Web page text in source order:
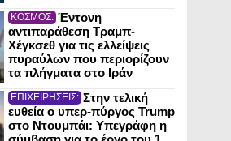
ΚΟΣΜΟΣ: Έντονη
αντιπαράθεση Τραμπ-
Χέγκσεθ για τις ελλείψεις
πυραύλων που περιορίζουν
τα πλήγματα στο Ιράν
ΕΠΙΧΕΙΡΗΣΕΙΣ: Στην τελική
ευθεία ο υπερ-πύργος Trump
στο Ντουμπάι: Υπεγράφη η